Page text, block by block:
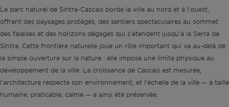
Le parc naturel de Sintra-Cascais borde la ville au nord et à l'ouest,
offrant des paysages protégés, des sentiers spectaculaires au sommet
des falaises et des horizons dégagés qui s'étendent jusqu'à la Serra de
Sintra. Cette frontière naturelle joue un rôle important qui va au-delà de
la simple ouverture sur la nature : elle impose une limite physique au
développement de la ville. La croissance de Cascais est mesurée,
l'architecture respecte son environnement, et l'échelle de la ville — à taille
humaine, praticable, calme — a ainsi été préservée.